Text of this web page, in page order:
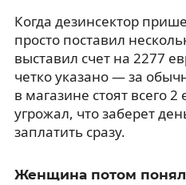
Когда дезинсектор
просто поставил
выставил счет на 2277
четко указано — за
в магазине стоят всего
угрожал, что заберет
заплатить сразу.
Женщина потом